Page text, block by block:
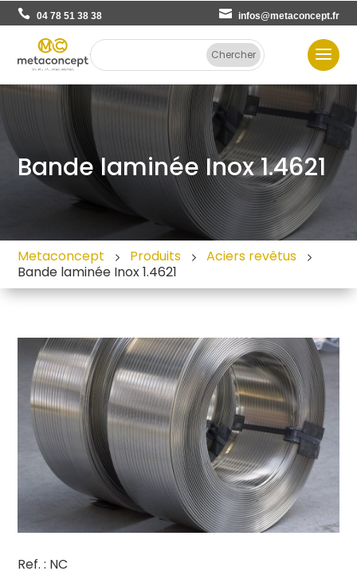
04 78 51 38 38 infos@metaconcept.fr
Bande laminée Inox 1.4621
Metaconcept Produits
Aciers revêtus
Bande laminée Inox 1.4621
Ref. : NC